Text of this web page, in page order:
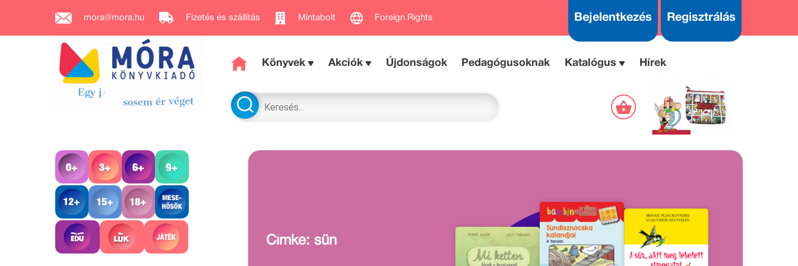
mora@mora.hu Fizetés és szállítás Mintabolt Foreign Rights Bejelentkezés Regisztrálás
Könyvek Akciók Újdonságok Pedagógusoknak Katalógus Hírek
Címke: sün